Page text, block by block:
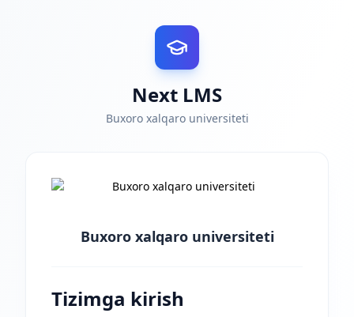
Next LMS
Buxoro xalqaro universiteti
Buxoro xalqaro universiteti
Tizimga kirish